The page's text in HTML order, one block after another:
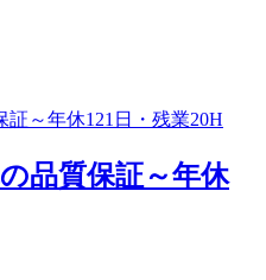
品質保証～年休